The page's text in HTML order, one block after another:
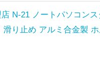
店 N-21 ノートパソコ
り止め アルミ合金製